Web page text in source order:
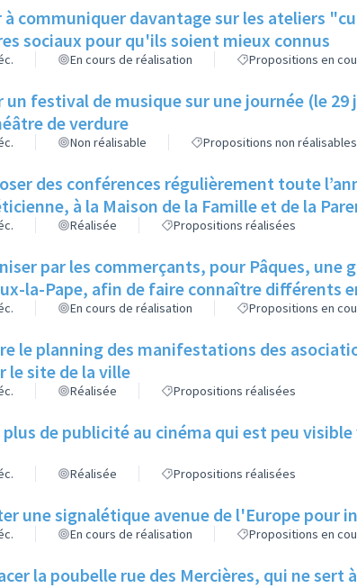
à communiquer davantage sur les ateliers
sociaux pour qu'ils soient mieux connus
En cours de réalisation Propositions en
un festival de musique sur une journée (le
de verdure
Non réalisable Propositions non réalisables
des conférences régulièrement toute
à la Maison de la Famille et de la
Réalisée Propositions réalisées
par les commerçants, pour Pâques, une
la-Pape, afin de faire connaître différents
En cours de réalisation Propositions en
le planning des manifestations des
le site de la ville
Réalisée Propositions réalisées
plus de publicité au cinéma qui est peu
Réalisée Propositions réalisées
une signalétique avenue de l'Europe pour
En cours de réalisation Propositions en
la poubelle rue des Mercières, qui ne sert